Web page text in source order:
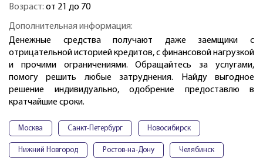
Возраст: от 21 до 70
Дополнительная информация:
Денежные средства получают даже заемщики с
отрицательной историей кредитов, с финансовой нагрузкой
и прочими ограничениями. Обращайтесь за услугами,
помогу решить любые затруднения. Найду выгодное
решение индивидуально, одобрение предоставлю в
кратчайшие сроки.
Москва Санкт-Петербург Новосибирск
Нижний Новгород Ростов-на-Дону Челябинск